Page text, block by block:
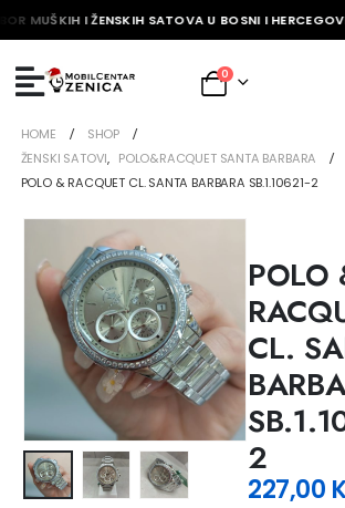
MUŠKIH I ŽENSKIH SATOVA U BOSNI I
0
HOME
SHOP
ŽENSKI SATOVI, POLO&RACQUET SANTA BARBARA
POLO & RACQUET CL. SANTA BARBARA SB.1.10621-2
POLO
CL.
2
227,00